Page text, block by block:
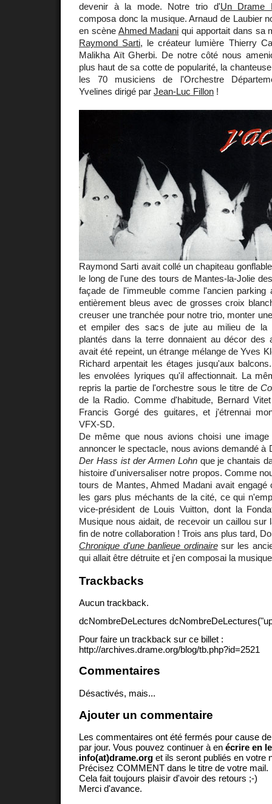
devenir à la mode. Notre trio d'Un Drame
composa donc la musique. Arnaud de Laubier
en scène Ahmed Madani qui apportait dans sa
Raymond Sarti, le créateur lumière Thierry
Malikha Aït Gherbi. De notre côté nous
plus haut de sa cotte de popularité, la
les 70 musiciens de l'Orchestre
Yvelines dirigé par Jean-Luc Fillon !
Raymond Sarti avait collé un chapiteau
le long de l'une des tours de Mantes-la-Jolie
façade de l'immeuble comme l'ancien parking
entièrement bleus avec de grosses croix
creuser une tranchée pour notre trio, monter
et empiler des sacs de jute au milieu de la
plantés dans la terre donnaient au décor des
avait été repeint, un étrange mélange de Yves
Richard arpentait les étages jusqu'aux
les envolées lyriques qu'il affectionnait. La
repris la partie de l'orchestre sous le titre de
de la Radio. Comme d'habitude, Bernard
Francis Gorgé des guitares, et j'étrennai
VFX-SD.
De même que nous avions choisi une
annoncer le spectacle, nous avions demandé à
Der Hass ist der Armen Lohnque je chantais
histoire d'universaliser notre propos. Comme
tours de Mantes, Ahmed Madani avait
les gars plus méchants de la cité, ce qui
vice-président de Louis Vuitton, dont la
Musique nous aidait, de recevoir un caillou sur
fin de notre collaboration ! Trois ans plus tard,
Chronique d'une banlieue ordinairesur les
qui allait être détruite et j'en composai la
Trackbacks
Aucun trackback.
dcNombreDeLectures
Pour faire un trackback sur ce billet :
http://archives.drame.org/blog/tb.php?id=2521
Commentaires
Désactivés, mais...
Ajouter un commentaire
Les commentaires ont été fermés pour cause
par jour. Vous pouvez continuer à en écrire en
info(at)drame.org et ils seront publiés en votre
Précisez COMMENT dans le titre de votre mail.
Cela fait toujours plaisir d'avoir des retours ;-)
Merci d'avance.